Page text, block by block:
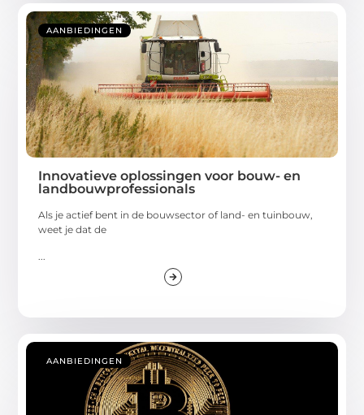
AANBIEDINGEN
Innovatieve oplossingen voor bouw- en
landbouwprofessionals
Als je actief bent in de bouwsector of land- en tuinbouw,
weet je dat de
AANBIEDINGEN